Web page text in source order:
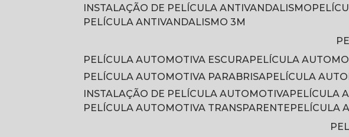
INSTALAÇÃO DE PELÍCULA ANTIVANDALISMO
PELÍCULA ANTIVANDALISMO 3M
PELÍCULA AUTOMOTIVA ESCURA
PELÍCULA
PELÍCULA AUTOMOTIVA PARABRISA
PELÍCULA
INSTALAÇÃO DE PELÍCULA AUTOMOTIVA
PELÍCULA
PELÍCULA AUTOMOTIVA TRANSPARENTE